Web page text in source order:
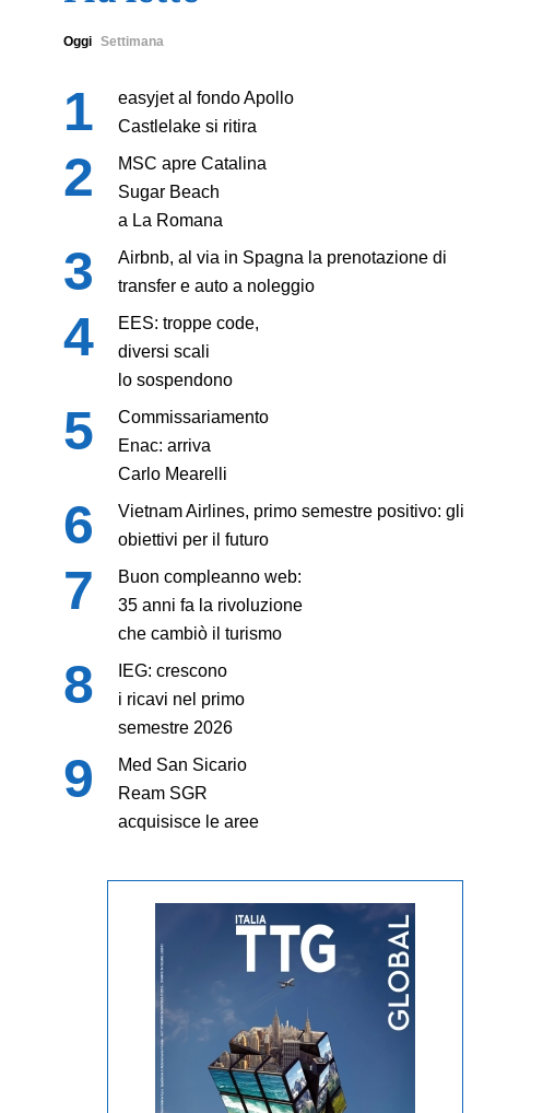
Oggi Settimana
easyjet al fondo Apollo
Castlelake si ritira
MSC apre Catalina
Sugar Beach
a La Romana
Airbnb, al via in Spagna la prenotazione di
transfer e auto a noleggio
EES: troppe code,
diversi scali
lo sospendono
Commissariamento
Enac: arriva
Carlo Mearelli
Vietnam Airlines, primo semestre positivo: gli
obiettivi per il futuro
Buon compleanno web:
35 anni fa la rivoluzione
che cambiò il turismo
IEG: crescono
i ricavi nel primo
semestre 2026
Med San Sicario
Ream SGR
acquisisce le aree